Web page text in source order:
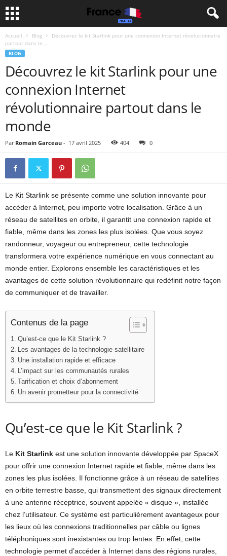
Accueil Blog
Découvrez le kit Starlink pour une connexion Internet révolutionnaire
partout dans le...
BLOG
Découvrez le kit Starlink pour une
connexion Internet
révolutionnaire partout dans le
monde
Par Romain Garceau - 17 avril 2025 404 0
Le Kit Starlink se présente comme une solution innovante pour
accéder à Internet, peu importe votre localisation. Grâce à un
réseau de satellites en orbite, il garantit une connexion rapide et
fiable, même dans les zones les plus isolées. Que vous soyez
randonneur, voyageur ou entrepreneur, cette technologie
transformera votre expérience numérique en vous connectant au
monde entier. Explorons ensemble les caractéristiques et les
avantages de cette solution révolutionnaire qui redéfinit notre façon
de communiquer et de travailler.
Contenus de la page
Qu’est-ce que le Kit Starlink ?
Les avantages de la technologie satellitaire
Une installation rapide et efficace
L’impact sur les communautés rurales
Tarification et choix d’abonnement
Un avenir prometteur pour la connectivité
Qu’est-ce que le Kit Starlink ?
Le Kit Starlink est une solution innovante développée par SpaceX
pour offrir une connexion Internet rapide et fiable, même dans les
zones les plus isolées. Il fonctionne grâce à un réseau de satellites
en orbite terrestre basse, qui transmettent des signaux directement
à une antenne réceptrice, souvent appelée « disque », installée
chez l’utilisateur. Ce système est particulièrement avantageux pour
les lieux où les connexions traditionnelles par câble ou lignes
téléphoniques sont inexistantes ou trop lentes. En effet, cette
technologie permet d’accéder à Internet dans des régions rurales,